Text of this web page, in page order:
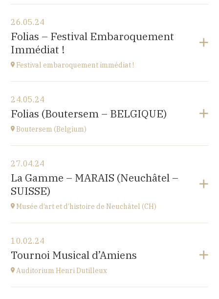
chemin du Moulin
70280 AMAGE
à15H
26.05.24
Folias – Festival Embaroquement
Immédiat !
Festival embaroquement immédiat !
Le Nord (59)
à 17H00
24.05.24
Folias (Boutersem – BELGIQUE)
Boutersem (Belgium)
Sint-Annakerk
Roosbeek
à20H00
Accéder au site
27.04.24
La Gamme – MARAIS (Neuchâtel –
SUISSE)
Musée d’art et d’histoire de Neuchâtel (CH)
Esplanade Léopold-Robert 1 CH-2000 Neuchâtel
à 20H15
10.02.24
Tournoi Musical d’Amiens
Auditorium Henri Dutilleux